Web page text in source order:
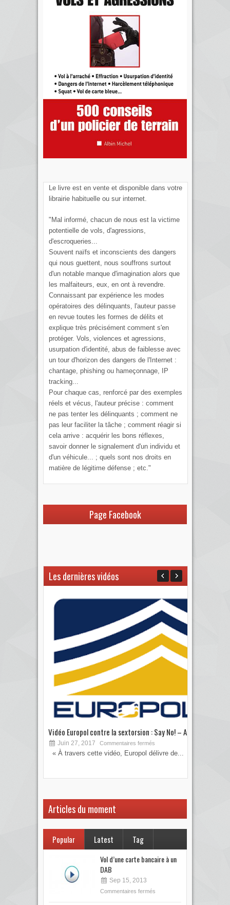
Le livre est en vente et disponible dans votre
librairie habituelle ou sur internet.
"Mal informé, chacun de nous est la victime
potentielle de vols, d'agressions,
d'escroqueries...
Souvent naïfs et inconscients des dangers
qui nous guettent, nous souffrons surtout
d'un notable manque d'imagination alors que
les malfaiteurs, eux, en ont à revendre.
Connaissant par expérience les modes
opératoires des délinquants, l'auteur passe
en revue toutes les formes de délits et
explique très précisément comment s'en
protéger. Vols, violences et agressions,
usurpation d'identité, abus de faiblesse avec
un tour d'horizon des dangers de l'Internet :
chantage, phishing ou hameçonnage, IP
tracking...
Pour chaque cas, renforcé par des exemples
réels et vécus, l'auteur précise : comment
ne pas tenter les délinquants ; comment ne
pas leur faciliter la tâche ; comment réagir si
cela arrive : acquérir les bons réflexes,
savoir donner le signalement d'un individu et
d'un véhicule... ; quels sont nos droits en
matière de légitime défense ; etc."
Page Facebook
Les dernières vidéos
Vidéo Europol contre la sextorsion : Say No! – A...
Juin 27, 2017 Commentaires fermés
« À travers cette vidéo, Europol délivre de...
Articles du moment
Popular Latest Tag
Vol d’une carte bancaire à un
DAB
Sep 15, 2013
Commentaires fermés